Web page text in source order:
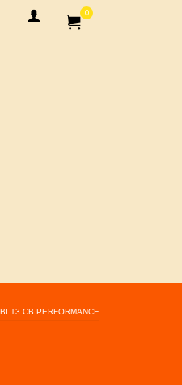
0
T3 CB PERFORMANCE